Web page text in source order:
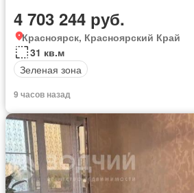
4 703 244 руб.
Красноярск, Красноярский Край
31 кв.м
Зеленая зона
9 часов назад